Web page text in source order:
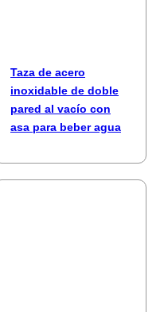
Taza de acero
inoxidable de doble
pared al vacío con
asa para beber agua